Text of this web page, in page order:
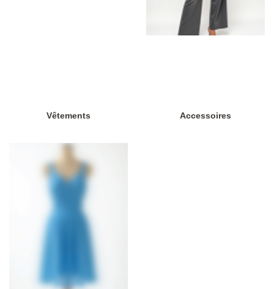
Vêtements Accessoires